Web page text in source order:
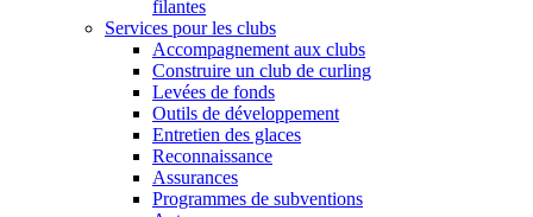
filantes
Services pour les clubs
Accompagnement aux clubs
Construire un club de curling
Levées de fonds
Outils de développement
Entretien des glaces
Reconnaissance
Assurances
Programmes de subventions